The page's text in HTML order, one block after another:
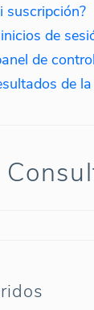
suscripción?